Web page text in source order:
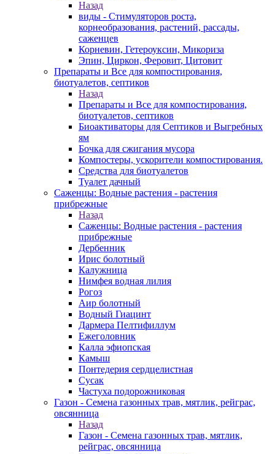
Назад
виды - Стимуляторов роста,
корнеобразования, растений, рассады,
саженцев
Корневин, Гетероуксин, Микориза
Эпин, Циркон, Феровит, Цитовит
Препараты и Все для компостирования,
биотуалетов, септиков
Назад
Препараты и Все для компостирования,
биотуалетов, септиков
Биоактиваторы для Септиков и Выгребных
ям
Бочка для сжигания мусора
Компостеры, ускорители компостирования.
Средства для биотуалетов
Туалет дачный
Саженцы: Водные растения - растения
прибрежные
Назад
Саженцы: Водные растения - растения
прибрежные
Дербенник
Ирис болотный
Калужница
Нимфея водная лилия
Рогоз
Аир болотный
Водный Гиацинт
Дармера Пелтифиллум
Ежеголовник
Калла эфиопская
Камыш
Понтедерия сердцелистная
Сусак
Частуха подорожниковая
Газон - Семена газонных трав, мятлик, рейграс,
овсянница
Назад
Газон - Семена газонных трав, мятлик,
рейграс, овсянница